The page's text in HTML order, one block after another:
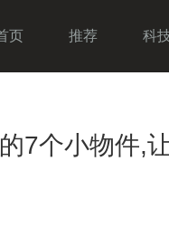
页 推荐 科
7个小物件,